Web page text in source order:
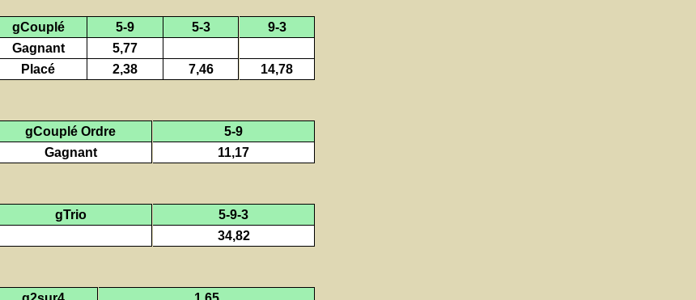
gCouplé 5-9 5-3
9-3
Gagnant
5,77
Placé
2,38 7,46 14,78
gCouplé Ordre
5-9
Gagnant
11,17
gTrio
5-9-3
34,82